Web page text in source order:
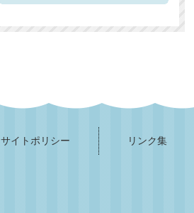
サイトポリシー リンク集